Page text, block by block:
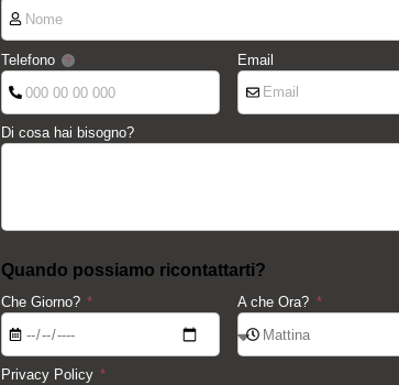
Telefono Email
Di cosa hai bisogno?
Quando possiamo ricontattarti?
Che Giorno? A che Ora?
Privacy Policy